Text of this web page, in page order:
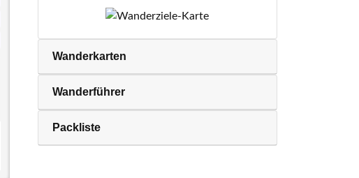
Wanderkarten
Wanderführer
Packliste